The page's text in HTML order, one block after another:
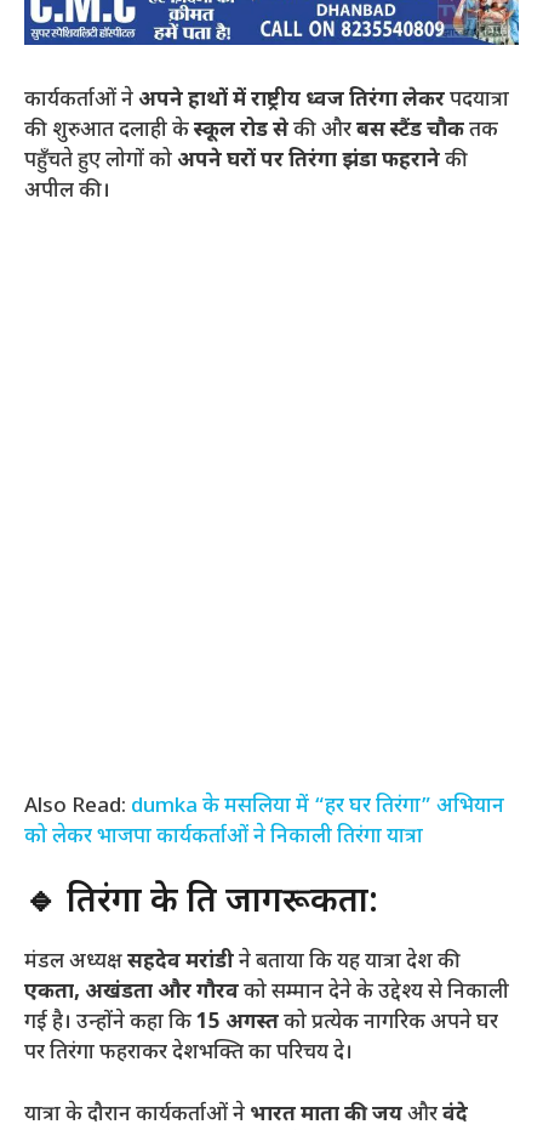
कार्यकर्ताओं नेअपने हाथों में राष्ट्रीय ध्वज तिरंगा लेकरपदयात्रा
की शुरुआत दलाही केस्कूल रोड सेकी औरबस स्टैंड चौकतक
पहुँचते हुए लोगों कोअपने घरों पर तिरंगा झंडा फहरानेकी
अपील की।
Also Read: dumka के मसलिया में “हर घर तिरंगा” अभियान
को लेकर भाजपा कार्यकर्ताओं ने निकाली तिरंगा यात्रा
🔹 तिरंगा के प्रति जागरूकता:
मंडल अध्यक्षसहदेव मरांडीने बताया कि यह यात्रा देश की
एकता, अखंडता और गौरवको सम्मान देने के उद्देश्य से निकाली
गई है। उन्होंने कहा कि15 अगस्तको प्रत्येक नागरिक अपने घर
पर तिरंगा फहराकर देशभक्ति का परिचय दे।
यात्रा के दौरान कार्यकर्ताओं ने भारत माता की जयऔरवंदे